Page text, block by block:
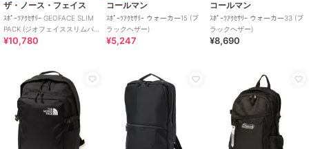
ザ・ノース・フェイス
ｽﾎﾟｰﾂｱｸｾｻﾘｰ GEOFACE SLIM
PACK (ジオフェイススリムパ
ック)
¥10,780
コールマン
ｽﾎﾟｰﾂｱｸｾｻﾘｰ ウォーカー15 (ブ
ラックヘザー)
¥5,247
コールマン
ｽﾎﾟｰﾂｱｸｾｻﾘｰ ウォーカー33 (ブ
ラックヘザー)
¥8,690